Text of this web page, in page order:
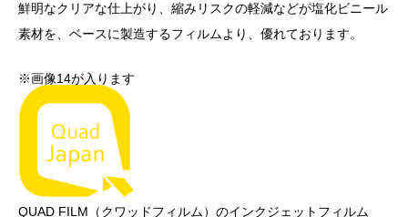
鮮明なクリアな仕上がり、縮みリスクの軽減などが塩化ビニール
素材を、ベースに製造するフィルムより、優れております。
※画像14が入ります
QUAD FILM（クワッドフィルム）のインクジェットフィルム